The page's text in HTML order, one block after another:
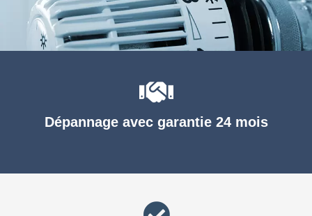
Dépannage avec garantie 24 mois